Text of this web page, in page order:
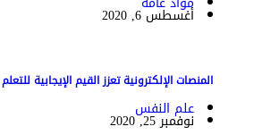
أغسطس 6, 2020
المنصات الإلكترونية تعزز القيم الإيجابية
علم النفس
نوفمبر 25, 2020